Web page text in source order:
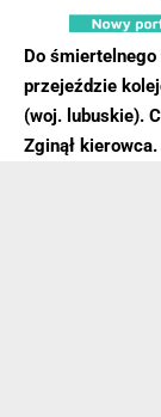
Do
przejeździe
(woj. lubuskie).
Zginął kierowca.